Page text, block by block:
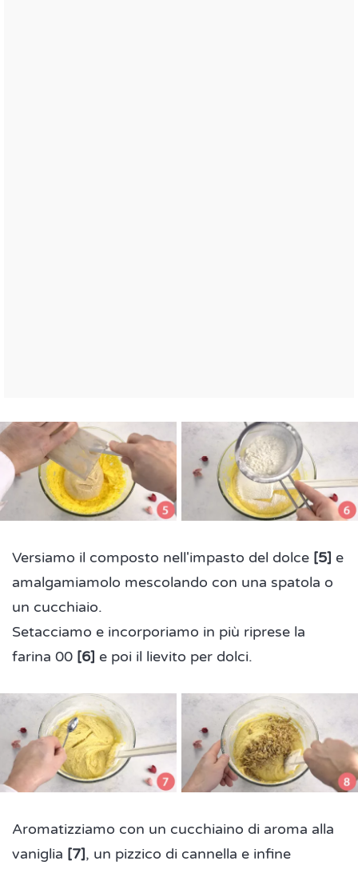
Versiamo il composto nell'impasto del dolce [5] e
amalgamiamolo mescolando con una spatola o
un cucchiaio.
Setacciamo e incorporiamo in più riprese la
farina 00 [6] e poi il lievito per dolci.
Aromatizziamo con un cucchiaino di aroma alla
vaniglia [7], un pizzico di cannella e infine